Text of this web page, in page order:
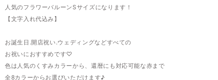
人気のフラワーバルーンSサイズになります！
【文字入れ代込み】
お誕生日.開店祝い.ウェディングなどすべての
お祝いにおすすめです♡
色は人気のくすみカラーから、還暦にも対応可能な赤まで
全8カラーからお選びいただけます♪